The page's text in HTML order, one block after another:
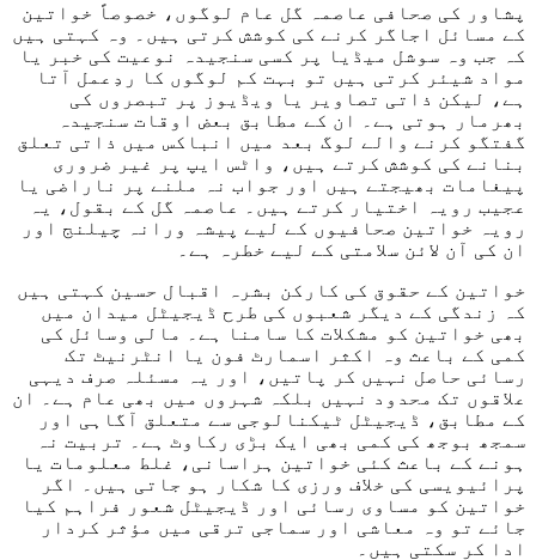
پشاور کی صحافی عاصمہ گل عام لوگوں، خصوصاً خواتین
کے مسائل اجاگر کرنے کی کوشش کرتی ہیں۔ وہ کہتی ہیں
کہ جب وہ سوشل میڈیا پر کسی سنجیدہ نوعیت کی خبر یا
مواد شیئر کرتی ہیں تو بہت کم لوگوں کا ردِعمل آتا
ہے، لیکن ذاتی تصاویر یا ویڈیوز پر تبصروں کی
بھرمار ہوتی ہے۔ ان کے مطابق بعض اوقات سنجیدہ
گفتگو کرنے والے لوگ بعد میں انباکس میں ذاتی تعلق
بنانے کی کوشش کرتے ہیں، واٹس ایپ پر غیر ضروری
پیغامات بھیجتے ہیں اور جواب نہ ملنے پر ناراضی یا
عجیب رویہ اختیار کرتے ہیں۔ عاصمہ گل کے بقول، یہ
رویہ خواتین صحافیوں کے لیے پیشہ ورانہ چیلنج اور
ان کی آن لائن سلامتی کے لیے خطرہ ہے۔
خواتین کے حقوق کی کارکن بشرہ اقبال حسین کہتی ہیں
کہ زندگی کے دیگر شعبوں کی طرح ڈیجیٹل میدان میں
بھی خواتین کو مشکلات کا سامنا ہے۔ مالی وسائل کی
کمی کے باعث وہ اکثر اسمارٹ فون یا انٹرنیٹ تک
رسائی حاصل نہیں کر پاتیں، اور یہ مسئلہ صرف دیہی
علاقوں تک محدود نہیں بلکہ شہروں میں بھی عام ہے۔ ان
کے مطابق، ڈیجیٹل ٹیکنالوجی سے متعلق آگاہی اور
سمجھ بوجھ کی کمی بھی ایک بڑی رکاوٹ ہے۔ تربیت نہ
ہونے کے باعث کئی خواتین ہراسانی، غلط معلومات یا
پرائیویسی کی خلاف ورزی کا شکار ہو جاتی ہیں۔ اگر
خواتین کو مساوی رسائی اور ڈیجیٹل شعور فراہم کیا
جائے تو وہ معاشی اور سماجی ترقی میں مؤثر کردار
ادا کر سکتی ہیں۔